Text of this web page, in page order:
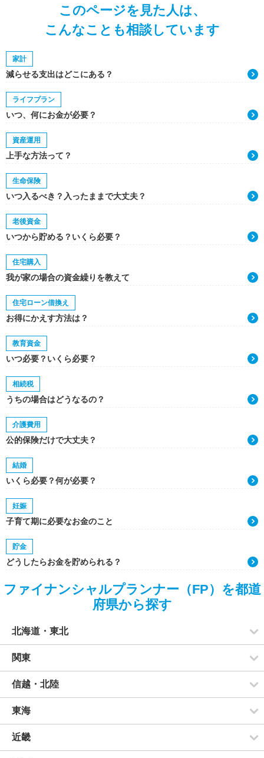
このページを見た人は、
こんなことも相談しています
家計
減らせる支出はどこにある？
ライフプラン
いつ、何にお金が必要？
資産運用
上手な方法って？
生命保険
いつ入るべき？入ったままで大丈夫？
老後資金
いつから貯める？いくら必要？
住宅購入
我が家の場合の資金繰りを教えて
住宅ローン借換え
お得にかえす方法は？
教育資金
いつ必要？いくら必要？
相続税
うちの場合はどうなるの？
介護費用
公的保険だけで大丈夫？
結婚
いくら必要？何が必要？
妊娠
子育て期に必要なお金のこと
貯金
どうしたらお金を貯められる？
ファイナンシャルプランナー（FP）を都道
府県から探す
北海道・東北
関東
信越・北陸
東海
近畿